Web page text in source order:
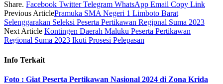
Share. Facebook Twitter Telegram WhatsApp Email Copy Link
Previous ArticlePramuka SMA Negeri 1 Limboto Barat
Selenggarakan Seleksi Peserta Pertikawan Regipnal Suma 2023
Next Article Kontingen Daerah Maluku Peserta Pertikawan
Regional Suma 2023 Ikuti Prosesi Pelepasan
Info Terkait
Foto : Giat Peserta Pertikawan Nasional 2024 di Zona Krida